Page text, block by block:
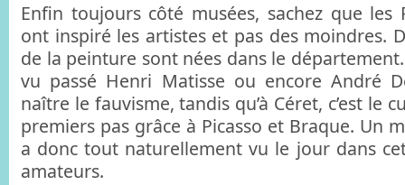
Enfin toujours côté musées, sachez que les
ont inspiré les artistes et pas des moindres.
de la peinture sont nées dans le
vu passé Henri Matisse ou encore André
naître le fauvisme, tandis qu’à Céret, c’est le
premiers pas grâce à Picasso et Braque. Un
a donc tout naturellement vu le jour dans
amateurs.